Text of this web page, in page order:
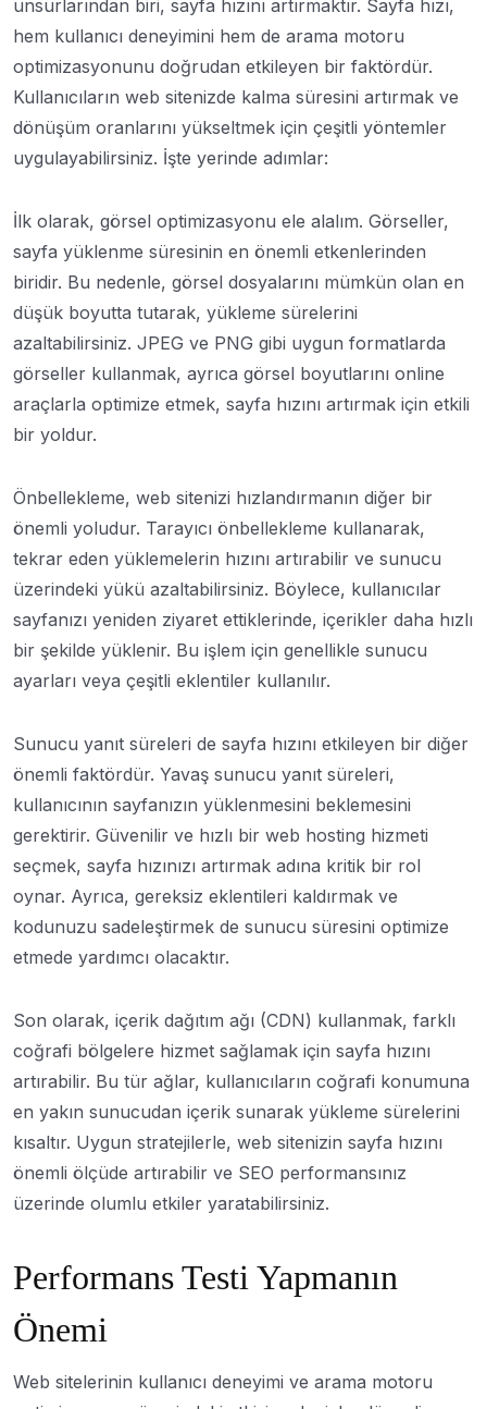
unsurlarından biri, sayfa hızını artırmaktır. Sayfa hızı,
hem kullanıcı deneyimini hem de arama motoru
optimizasyonunu doğrudan etkileyen bir faktördür.
Kullanıcıların web sitenizde kalma süresini artırmak ve
dönüşüm oranlarını yükseltmek için çeşitli yöntemler
uygulayabilirsiniz. İşte yerinde adımlar:
İlk olarak, görsel optimizasyonu ele alalım. Görseller,
sayfa yüklenme süresinin en önemli etkenlerinden
biridir. Bu nedenle, görsel dosyalarını mümkün olan en
düşük boyutta tutarak, yükleme sürelerini
azaltabilirsiniz. JPEG ve PNG gibi uygun formatlarda
görseller kullanmak, ayrıca görsel boyutlarını online
araçlarla optimize etmek, sayfa hızını artırmak için etkili
bir yoldur.
Önbellekleme, web sitenizi hızlandırmanın diğer bir
önemli yoludur. Tarayıcı önbellekleme kullanarak,
tekrar eden yüklemelerin hızını artırabilir ve sunucu
üzerindeki yükü azaltabilirsiniz. Böylece, kullanıcılar
sayfanızı yeniden ziyaret ettiklerinde, içerikler daha hızlı
bir şekilde yüklenir. Bu işlem için genellikle sunucu
ayarları veya çeşitli eklentiler kullanılır.
Sunucu yanıt süreleri de sayfa hızını etkileyen bir diğer
önemli faktördür. Yavaş sunucu yanıt süreleri,
kullanıcının sayfanızın yüklenmesini beklemesini
gerektirir. Güvenilir ve hızlı bir web hosting hizmeti
seçmek, sayfa hızınızı artırmak adına kritik bir rol
oynar. Ayrıca, gereksiz eklentileri kaldırmak ve
kodunuzu sadeleştirmek de sunucu süresini optimize
etmede yardımcı olacaktır.
Son olarak, içerik dağıtım ağı (CDN) kullanmak, farklı
coğrafi bölgelere hizmet sağlamak için sayfa hızını
artırabilir. Bu tür ağlar, kullanıcıların coğrafi konumuna
en yakın sunucudan içerik sunarak yükleme sürelerini
kısaltır. Uygun stratejilerle, web sitenizin sayfa hızını
önemli ölçüde artırabilir ve SEO performansınız
üzerinde olumlu etkiler yaratabilirsiniz.
Performans Testi Yapmanın
Önemi
Web sitelerinin kullanıcı deneyimi ve arama motoru